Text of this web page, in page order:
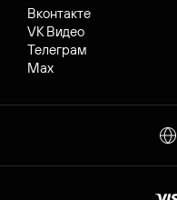
Вконтакте
VK Видео
Телеграм
Max